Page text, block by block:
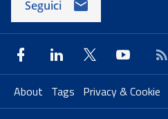
Seguici
About Tags Privacy & Cookie